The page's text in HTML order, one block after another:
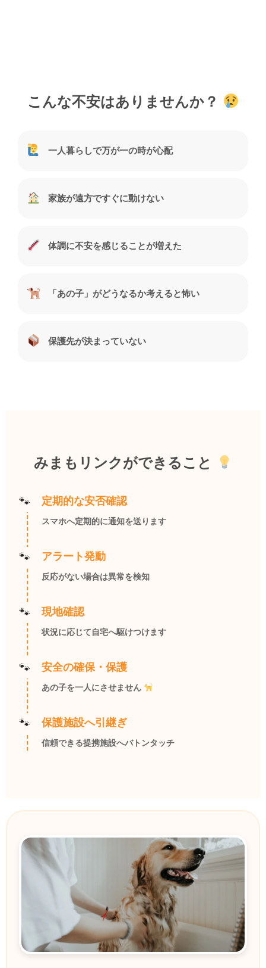
こんな不安はありませんか？
一人暮らしで万が一の時が心配
家族が遠方ですぐに動けない
体調に不安を感じることが増えた
「あの子」がどうなるか考えると怖い
保護先が決まっていない
みまもリンクができること
定期的な安否確認
スマホへ定期的に通知を送ります
アラート発動
反応がない場合は異常を検知
現地確認
状況に応じて自宅へ駆けつけます
安全の確保・保護
あの子を一人にさせません
保護施設へ引継ぎ
信頼できる提携施設へバトンタッチ